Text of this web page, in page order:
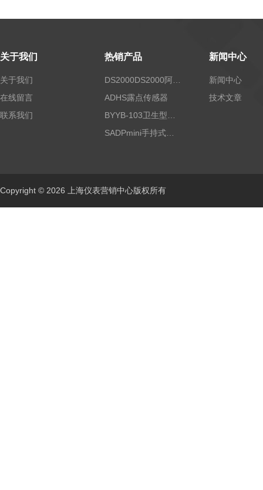
关于我们
关于我们
在线留言
联系我们
热销产品
ADHS露点传感器
新闻中心
新闻中心
技术文章
Copyright © 2026 上海仪表营销中心版权所有